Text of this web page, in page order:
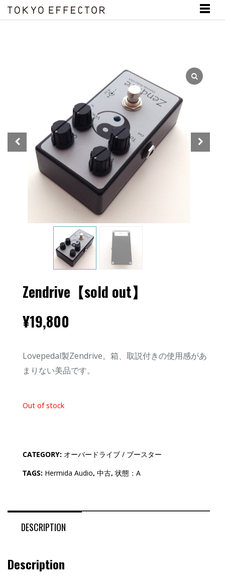
Zendrive【sold out】
¥19,800
Lovepedal製Zendrive。箱、取説付きの使用感があ
まりない美品です。
Out of stock
CATEGORY: オーバードライブ / ブースター
TAGS: Hermida Audio, 中古, 状態：A
DESCRIPTION
Description